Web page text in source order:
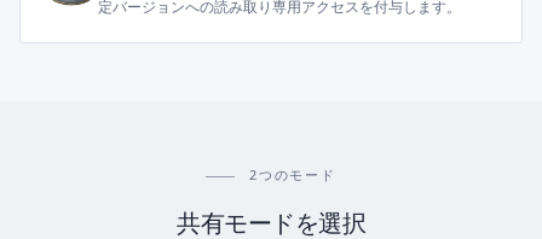
定バージョンへの読み取り専用アクセスを付与します。
2つのモード
共有モードを選択